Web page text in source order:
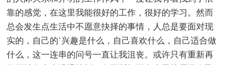
靠的感觉，在这里我能很好的工作，很好的学习。然而
总会发生点生活中不愿意抉择的事情，人总是要面对现
实的，自己的`兴趣是什么，自己喜欢什么，自己适合做
什么，这一连串的问号一直让我沮丧。或许只有重新再